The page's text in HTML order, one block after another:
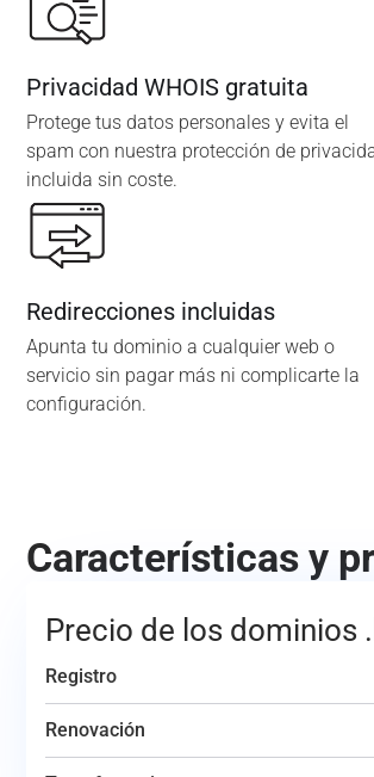
Privacidad WHOIS gratuita
Protege tus datos personales y evita el
spam con nuestra protección de
incluida sin coste.
Redirecciones incluidas
Apunta tu dominio a cualquier web o
servicio sin pagar más ni complicarte la
configuración.
Características y
Precio de los dominios
Registro
Renovación